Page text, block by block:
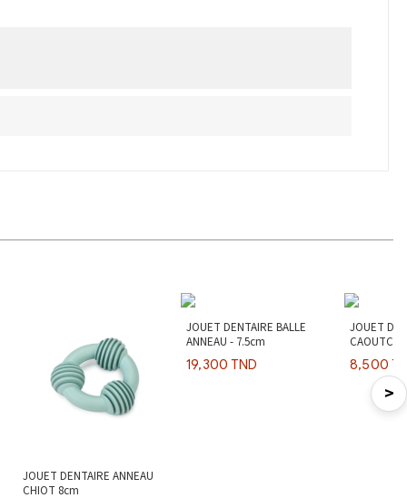
>
JOUET DENTAIRE ANNEAU
CHIOT 8cm
JOUET DENTAIRE BALLE
ANNEAU - 7.5cm
19,300 TND
JOUET
11cm (PAR
8,500